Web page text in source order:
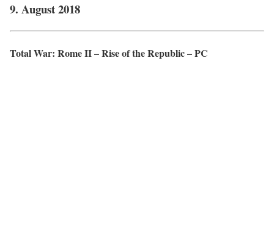
9. August 2018
Total War: Rome II – Rise of the Republic – PC